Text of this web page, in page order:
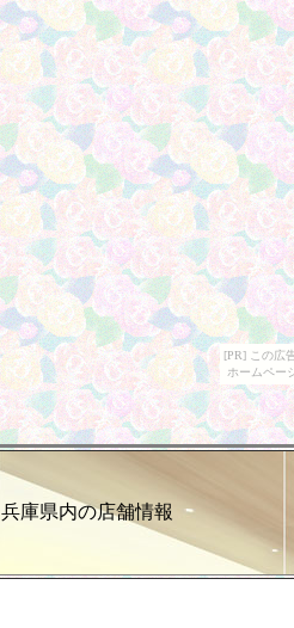
[PR] この広
ホームペー
兵庫県内の店舗情報